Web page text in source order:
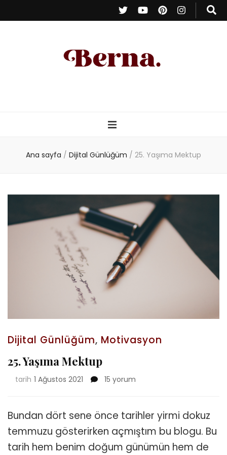
– Kişisel Blog
Ana sayfa / Dijital Günlüğüm / 25. Yaşıma Mektup
Dijital Günlüğüm, Motivasyon
25. Yaşıma Mektup
tarih 1 Ağustos 2021
25.
15 yorum
Bundan dört sene önce tarihler yirmi dokuz
temmuzu gösterirken açmıştım bu blogu. Bu
tarih hem benim doğum günümün hem de